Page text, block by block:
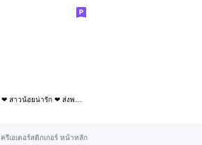
ครีเอเตอร์สติกเกอร์ หน้าหลัก